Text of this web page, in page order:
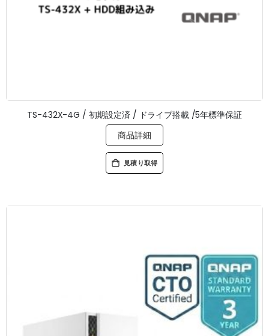
TS-432X-4G / 初期設定済 / ドライブ搭載 /5年標準保証
商品詳細
見積り取得